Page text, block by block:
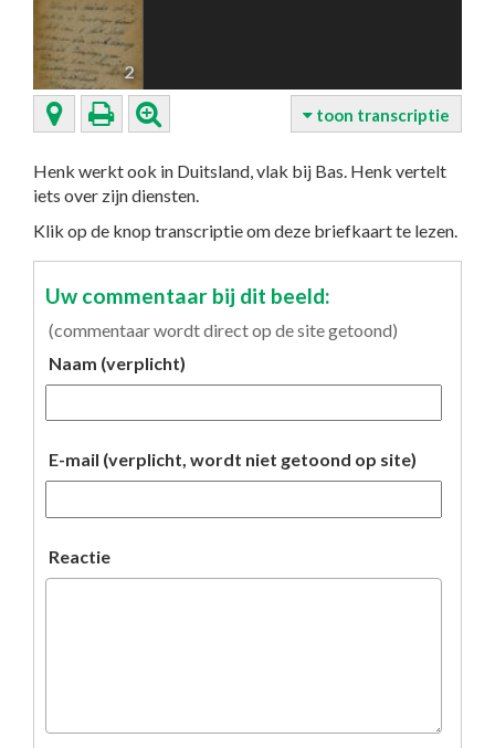
2
toon transcriptie
Henk werkt ook in Duitsland, vlak bij Bas. Henk vertelt
iets over zijn diensten.
Klik op de knop transcriptie om deze briefkaart te lezen.
Uw commentaar bij dit beeld:
(commentaar wordt direct op de site getoond)
Naam (verplicht)
E-mail (verplicht, wordt niet getoond op site)
Reactie